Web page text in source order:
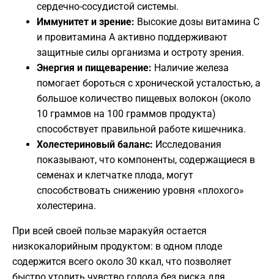
сердечно-сосудистой системы.
Иммунитет и зрение: Высокие дозы витамина С
и провитамина А активно поддерживают
защитные силы организма и остроту зрения.
Энергия и пищеварение: Наличие железа
помогает бороться с хронической усталостью, а
большое количество пищевых волокон (около
10 граммов на 100 граммов продукта)
способствует правильной работе кишечника.
Холестериновый баланс: Исследования
показывают, что компоненты, содержащиеся в
семенах и клетчатке плода, могут
способствовать снижению уровня «плохого»
холестерина.
​При всей своей пользе маракуйя остается
низкокалорийным продуктом: в одном плоде
содержится всего около 30 ккал, что позволяет